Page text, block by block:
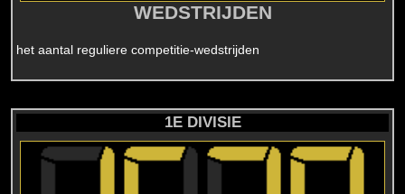
WEDSTRIJDEN
het aantal reguliere competitie-wedstrijden
1E DIVISIE